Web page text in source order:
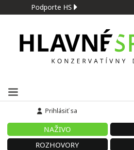
Podporte HS
Prihlásiť sa
NAŽIVO
ROZHOVORY